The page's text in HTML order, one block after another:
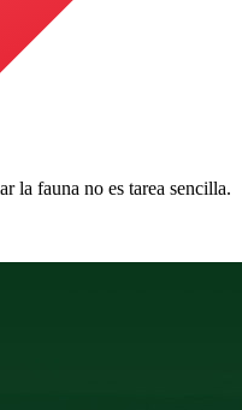
la fauna no es tarea sencilla.